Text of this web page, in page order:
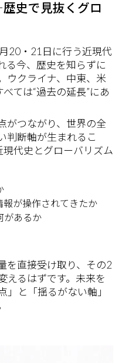
史で見抜くグロ
20・21日に行う近現代
る今、歴史を知らずに
ウクライナ、中東、米
ては“過去の延長”にあ
がつながり、世界の全
判断軸が生まれるこ
代史とグローバリズム
報が操作されてきたか
があるか
を直接受け取り、その2
えるはずです。未来を
と「揺るがない軸」